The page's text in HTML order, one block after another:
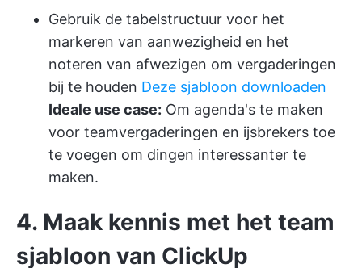
Gebruik de tabelstructuur voor het
markeren van aanwezigheid en het
noteren van afwezigen om vergaderingen
bij te houden Deze sjabloon downloaden
Ideale use case: Om agenda's te maken
voor teamvergaderingen en ijsbrekers toe
te voegen om dingen interessanter te
maken.
4. Maak kennis met het team
sjabloon van ClickUp